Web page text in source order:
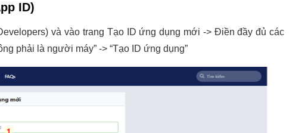
ID)
và vào trang Tạo ID ứng dụng mới -> Điền đầy đủ các
phải là người máy” -> “Tạo ID ứng dụng”